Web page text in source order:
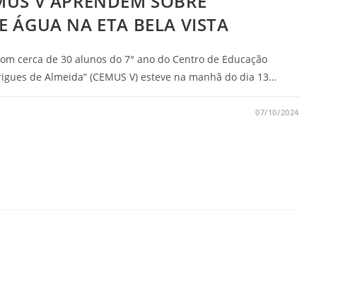
ÁGUA NA ETA BELA VISTA
cerca de 30 alunos do 7° ano do Centro de Educação
de Almeida” (CEMUS V) esteve na manhã do dia 13…
07/10/2024